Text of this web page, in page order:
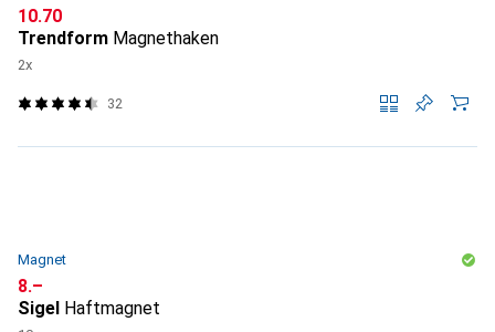
CHF
10.70
Trendform Magnethaken
2x
32
Magnet
CHF
8.–
Sigel Haftmagnet